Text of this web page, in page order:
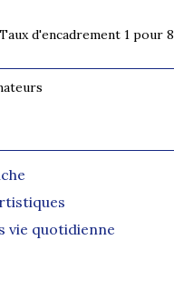
d'encadrement 1 pour 8
vie quotidienne